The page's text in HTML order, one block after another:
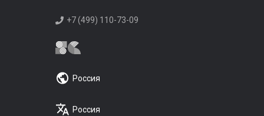
+7 (499) 110-73-09
Россия
Россия